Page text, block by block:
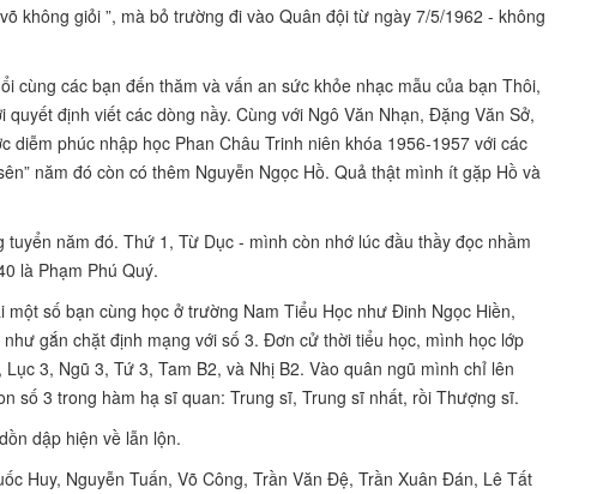
không giỏi ”, mà bỏ trường đi vào Quân đội từ ngày 7/5/1962 - không
cùng các bạn đến thăm và vấn an sứckhỏe nhạc mẫu của bạn Thôi,
định viết các dòng nầy. Cùng với Ngô Văn Nhạn, Đặng Văn Sở,
diễm phúc nhập học Phan Châu Trinh niên khóa 1956-1957 với các
năm đó còn có thêm Nguyễn Ngọc Hồ. Quả thật mình ít gặp Hồ và
năm đó. Thứ 1, Từ Dục - mình còn nhớ lúc đầu thầy đọc nhầm
là Phạm Phú Quý.
số bạn cùng học ở trường Nam Tiểu Học như Đinh Ngọc Hiền,
gắn chặt định mạng với số 3. Đơn cử thời tiểu học, mình học lớp
3, Ngũ 3, Tứ 3, Tam B2, và Nhị B2. Vào quân ngũ mình chỉ lên
số 3 trong hàm hạ sĩ quan: Trung sĩ, Trung sĩ nhất, rồi Thượng sĩ.
dập hiện về lẫn lộn.
Huy, Nguyễn Tuấn, Võ Công, Trần Văn Đệ, Trần Xuân Đán, Lê Tất